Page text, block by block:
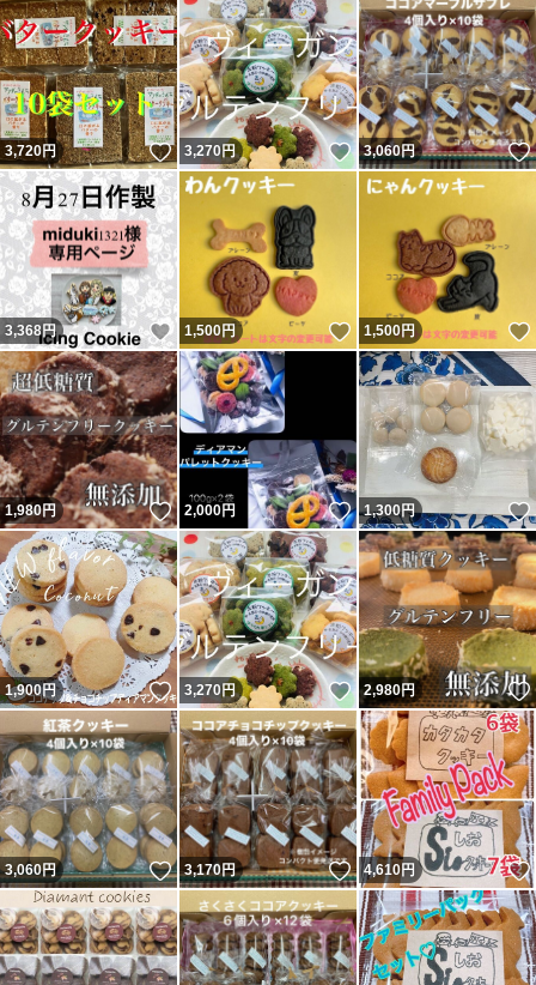
3,720円 いいね！
3,270円 いいね！
3,060円
3,368円 いいね！
1,500円 いいね！
1,500円
1,980円 いいね！
2,000円 いいね！
1,300円
1,900円 いいね！
3,270円 いいね！
2,980円
3,060円 いいね！
3,170円 いいね！
4,610円